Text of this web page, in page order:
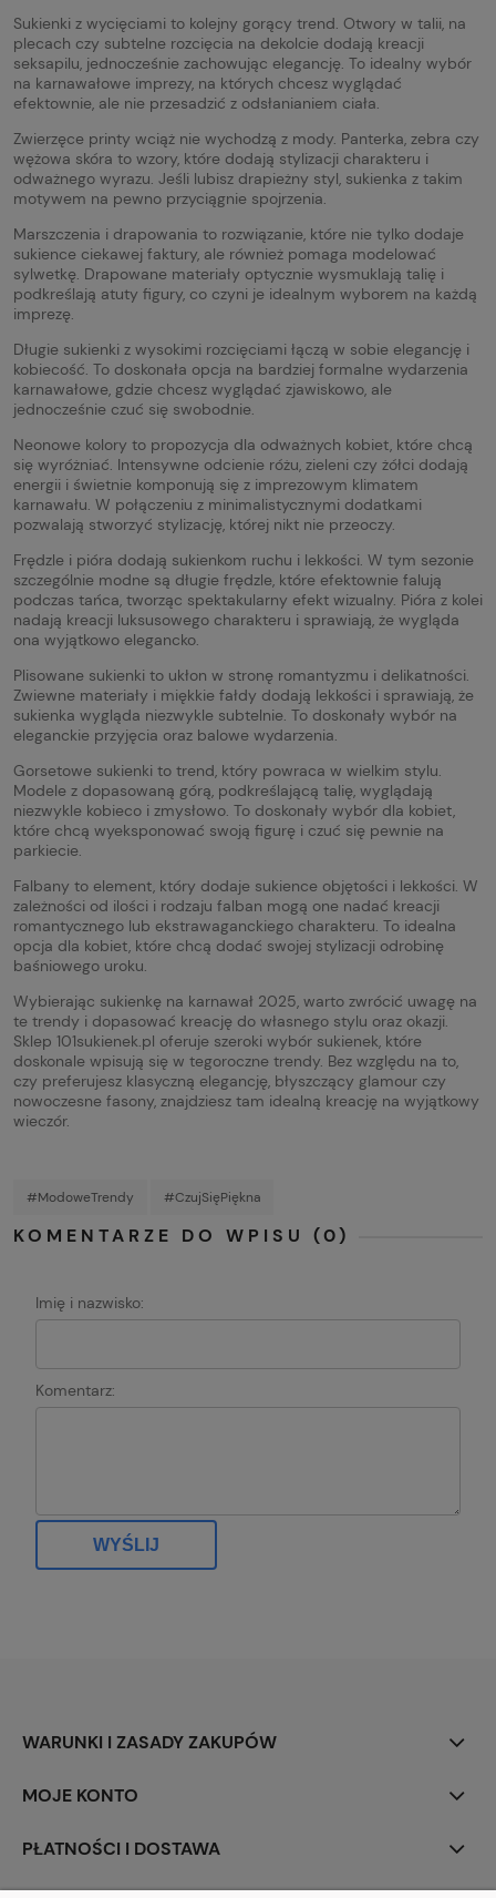
Sukienki z wycięciami to kolejny gorący trend. Otwory w talii, na
plecach czy subtelne rozcięcia na dekolcie dodają kreacji
seksapilu, jednocześnie zachowując elegancję. To idealny wybór
na karnawałowe imprezy, na których chcesz wyglądać
efektownie, ale nie przesadzić z odsłanianiem ciała.
Zwierzęce printy wciąż nie wychodzą z mody. Panterka, zebra czy
wężowa skóra to wzory, które dodają stylizacji charakteru i
odważnego wyrazu. Jeśli lubisz drapieżny styl, sukienka z takim
motywem na pewno przyciągnie spojrzenia.
Marszczenia i drapowania to rozwiązanie, które nie tylko dodaje
sukience ciekawej faktury, ale również pomaga modelować
sylwetkę. Drapowane materiały optycznie wysmuklają talię i
podkreślają atuty figury, co czyni je idealnym wyborem na każdą
imprezę.
Długie sukienki z wysokimi rozcięciami łączą w sobie elegancję i
kobiecość. To doskonała opcja na bardziej formalne wydarzenia
karnawałowe, gdzie chcesz wyglądać zjawiskowo, ale
jednocześnie czuć się swobodnie.
Neonowe kolory to propozycja dla odważnych kobiet, które chcą
się wyróżniać. Intensywne odcienie różu, zieleni czy żółci dodają
energii i świetnie komponują się z imprezowym klimatem
karnawału. W połączeniu z minimalistycznymi dodatkami
pozwalają stworzyć stylizację, której nikt nie przeoczy.
Frędzle i pióra dodają sukienkom ruchu i lekkości. W tym sezonie
szczególnie modne są długie frędzle, które efektownie falują
podczas tańca, tworząc spektakularny efekt wizualny. Pióra z kolei
nadają kreacji luksusowego charakteru i sprawiają, że wygląda
ona wyjątkowo elegancko.
Plisowane sukienki to ukłon w stronę romantyzmu i delikatności.
Zwiewne materiały i miękkie fałdy dodają lekkości i sprawiają, że
sukienka wygląda niezwykle subtelnie. To doskonały wybór na
eleganckie przyjęcia oraz balowe wydarzenia.
Gorsetowe sukienki to trend, który powraca w wielkim stylu.
Modele z dopasowaną górą, podkreślającą talię, wyglądają
niezwykle kobieco i zmysłowo. To doskonały wybór dla kobiet,
które chcą wyeksponować swoją figurę i czuć się pewnie na
parkiecie.
Falbany to element, który dodaje sukience objętości i lekkości. W
zależności od ilości i rodzaju falban mogą one nadać kreacji
romantycznego lub ekstrawaganckiego charakteru. To idealna
opcja dla kobiet, które chcą dodać swojej stylizacji odrobinę
baśniowego uroku.
Wybierając sukienkę na karnawał 2025, warto zwrócić uwagę na
te trendy i dopasować kreację do własnego stylu oraz okazji.
Sklep 101sukienek.pl oferuje szeroki wybór sukienek, które
doskonale wpisują się w tegoroczne trendy. Bez względu na to,
czy preferujesz klasyczną elegancję, błyszczący glamour czy
nowoczesne fasony, znajdziesz tam idealną kreację na wyjątkowy
wieczór.
#ModoweTrendy #CzujSięPiękna
KOMENTARZE DO WPISU (0)
Imię i nazwisko:
Komentarz:
WYŚLIJ
WARUNKI I ZASADY ZAKUPÓW
MOJE KONTO
PŁATNOŚCI I DOSTAWA